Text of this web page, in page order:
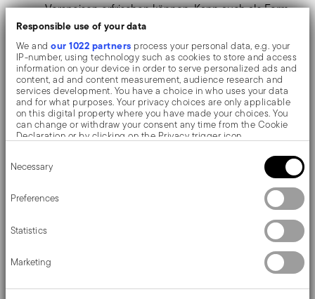
Responsible use of your data
We andour 1022 partners process your personal data, e.g. your
IP-number, using technology such as cookies to store and access
information on your device in order to serve personalized ads and
content, ad and content measurement, audience research and
services development. You have a choice in who uses your data
and for what purposes. Your privacy choices are only applicable
on this digital property where you have made your choices. You
can change or withdraw your consent any time from the Cookie
Declaration or by clicking on the Privacy trigger icon.
Collect information about your geographical location
Identify your device by actively scanning it for specific
characteristics (fingerprinting)
Find out more about how your personal data is processed and set
your preferences in the
We use cookies to personalise content and ads, to provide social
media features and to analyse our traffic. We also share
information about your use of our site with our social media,
advertising and analytics partners who may combine it with other
Selection
Necessary
Preferences
Statistics
Marketing
Vorspeisen erfrischen können. Kann auch als Form
für Pralinen oder andere Süßigkeiten verwendet
werden.
Sicher und geruchlos, verändert nicht die
organoleptischen Eigenschaften von
Lebensmitteln. Dank seiner Flexibilität lassen sich
die Würfel leicht entnehmen.
Aus Silikon gefertigt, hält er Temperaturen von
-40°C bis über +200°C stand, ohne die Farbe zu
Einfach zu reinigen und spülmaschinenfest.